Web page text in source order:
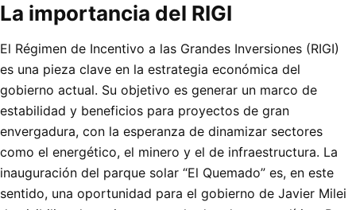
La importancia del RIGI
El Régimen de Incentivo a las Grandes Inversiones (RIGI)
es una pieza clave en la estrategia económica del
gobierno actual. Su objetivo es generar un marco de
estabilidad y beneficios para proyectos de gran
envergadura, con la esperanza de dinamizar sectores
como el energético, el minero y el de infraestructura. La
inauguración del parque solar “El Quemado” es, en este
sentido, una oportunidad para el gobierno de Javier Milei